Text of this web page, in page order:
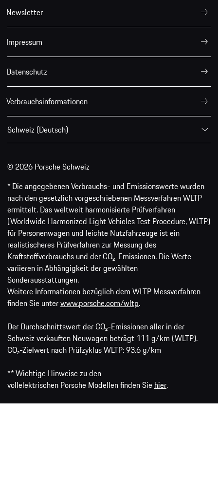
Newsletter
Impressum
Datenschutz
Verbrauchsinformationen
Schweiz (Deutsch)
© 2026 Porsche Schweiz
* Die angegebenen Verbrauchs- und Emissionswerte wurden
nach den gesetzlich vorgeschriebenen Messverfahren WLTP
ermittelt. Das weltweit harmonisierte Prüfverfahren
(Worldwide Harmonized Light Vehicles Test Procedure, WLTP)
für Personenwagen und leichte Nutzfahrzeuge ist ein
realistischeres Prüfverfahren zur Messung des
Kraftstoffverbrauchs und der CO₂-Emissionen. Die Werte
variieren in Abhängigkeit der gewählten
Sonderausstattungen.
Weitere Informationen bezüglich dem WLTP Messverfahren
finden Sie unterwww.porsche.com/wltp.
Der Durchschnittswert der CO₂-Emissionen aller in der
Schweiz verkauften Neuwagen beträgt 111 g/km (WLTP).
CO₂-Zielwert nach Prüfzyklus WLTP: 93.6 g/km
** Wichtige Hinweise zu den
vollelektrischen Porsche Modellen finden Sie hier.